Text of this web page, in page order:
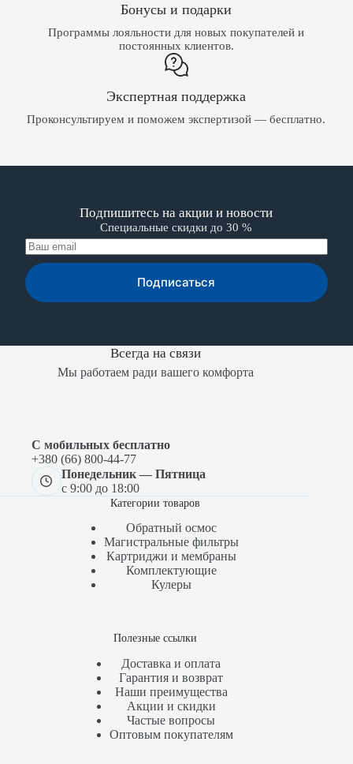
Бонусы и подарки
Программы лояльности для новых покупателей и
постоянных клиентов.
Экспертная поддержка
Проконсультируем и поможем экспертизой — бесплатно.
Подпишитесь на акции и новости
Специальные скидки до 30 %
Подписаться
Всегда на связи
Мы работаем ради вашего комфорта
С мобильных бесплатно
+380 (66) 800-44-77
Понедельник — Пятница
с 9:00 до 18:00
Категории товаров
Обратный осмос
Магистральные фильтры
Картриджи и мембраны
Комплектующие
Кулеры
Полезные ссылки
Доставка и оплата
Гарантия и возврат
Наши преимущества
Акции и скидки
Частые вопросы
Оптовым покупателям